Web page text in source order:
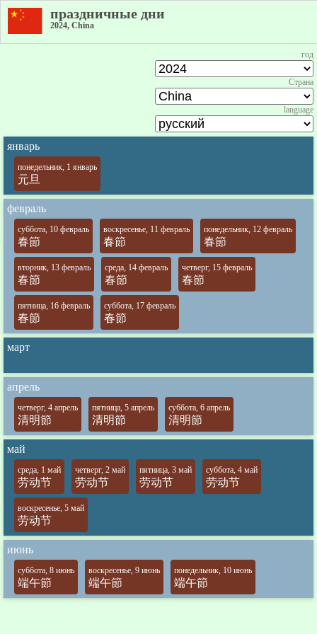
праздничные дни
2024, China
год
Страна
language
январь
понедельник, 1 январь
元旦
февраль
суббота, 10 февраль
春節
воскресенье, 11 февраль
春節
понедельник, 12 февраль
春節
вторник, 13 февраль
春節
среда, 14 февраль
春節
четверг, 15 февраль
春節
пятница, 16 февраль
春節
суббота, 17 февраль
春節
март
апрель
четверг, 4 апрель
清明節
пятница, 5 апрель
清明節
суббота, 6 апрель
清明節
май
среда, 1 май
劳动节
четверг, 2 май
劳动节
пятница, 3 май
劳动节
суббота, 4 май
劳动节
воскресенье, 5 май
劳动节
июнь
суббота, 8 июнь
端午節
воскресенье, 9 июнь
端午節
понедельник, 10 июнь
端午節